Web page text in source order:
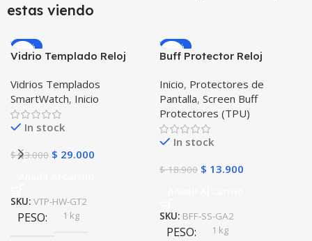
estas viendo
-33%
Vidrio Templado Reloj
Huawei Gt2 46mm X2
Unidades
Vidrios Templados
SmartWatch, Inicio
In stock
$43.000 $ 29.000
SKU: VTP-HW-GT2
PESO 1 kg
-26%
Buff Protector Reloj
Samsung Galaxy Watch
Active 2
Inicio, Protectores de
Pantalla, Screen Buff
Protectores (TPU)
In stock
$18.900 $ 13.900
SKU: BFF-SS-GA2
PESO 1 kg